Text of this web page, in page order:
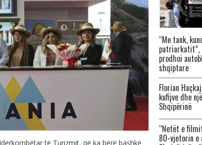
të Turizmit, që ka bërë bashkë
“Me tank,
patriarkatit”,
prodhoi
shqiptare
Florian
kufijve dhe
Shqipërinë
“Netët e
80-vjetorin